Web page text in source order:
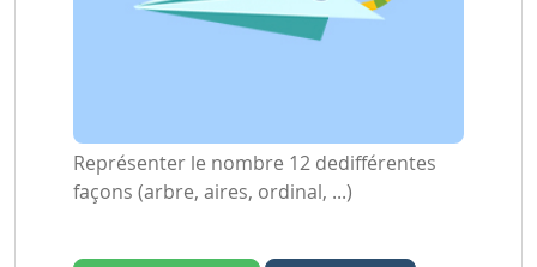
Représenter le nombre 12 dedifférentes
façons (arbre, aires, ordinal, ...)